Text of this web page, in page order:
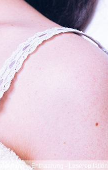
>Enthaarung - Laserepilation